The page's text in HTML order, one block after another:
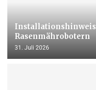
Rasenmährobotern
31. Juli 2026